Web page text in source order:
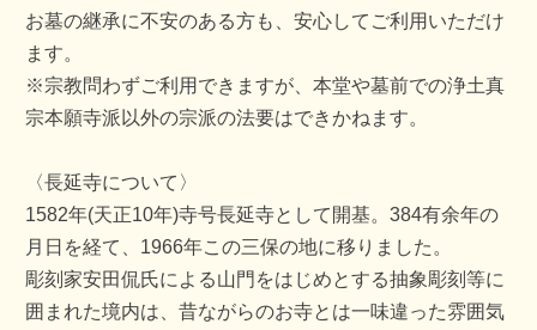
お墓の継承に不安のある方も、安心してご利用いただけ
ます。
※宗教問わずご利用できますが、本堂や墓前での浄土真
宗本願寺派以外の宗派の法要はできかねます。
〈長延寺について〉
1582年(天正10年)寺号長延寺として開基。384有余年の
月日を経て、1966年この三保の地に移りました。
彫刻家安田侃氏による山門をはじめとする抽象彫刻等に
囲まれた境内は、昔ながらのお寺とは一味違った雰囲気